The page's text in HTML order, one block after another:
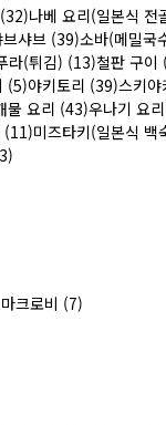
나베 요리(일본식 전
브샤브 (39)소바(메밀국
라(튀김) (13)철판 구이
(5)야키토리 (39)스키
물 요리 (43)우나기 요
(11)미즈타키(일본식 백
크로비 (7)